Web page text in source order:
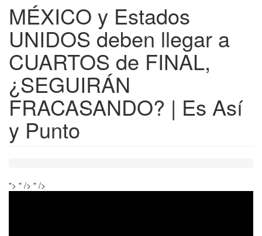
MÉXICO y Estados
UNIDOS deben llegar a
CUARTOS de FINAL,
¿SEGUIRÁN
FRACASANDO? | Es Así
y Punto
"> " /> " />